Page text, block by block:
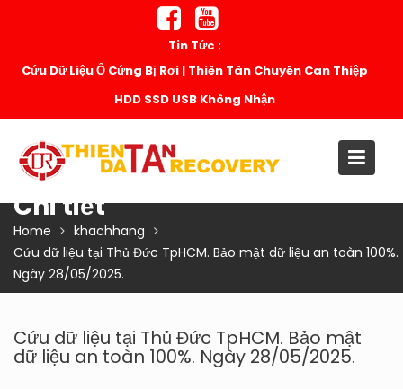
Tin Tức :
Cứu Dữ Liệu Ổ Cứng Bị Rơi | Thiên Tân Chuyên Can Thiệp
HDD SSD USB Không Nhận
Chi tiết
Home
khachhang
Cứu dữ liệu tại Thủ Đức TpHCM. Bảo mật dữ liệu an toàn 100%.
Ngày 28/05/2025.
Cứu dữ liệu tại Thủ Đức TpHCM. Bảo mật
dữ liệu an toàn 100%. Ngày 28/05/2025.